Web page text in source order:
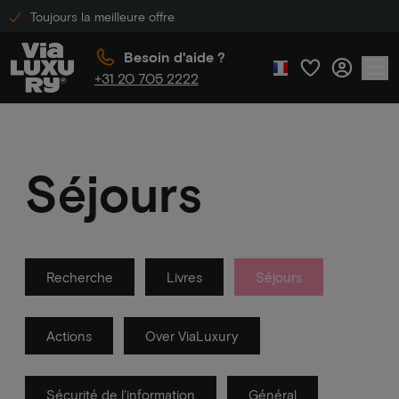
Toujours la meilleure offre
Besoin d'aide ?
+31 20 705 2222
Séjours
Recherche Livres Séjours
Actions Over ViaLuxury
Sécurité de l'information Général